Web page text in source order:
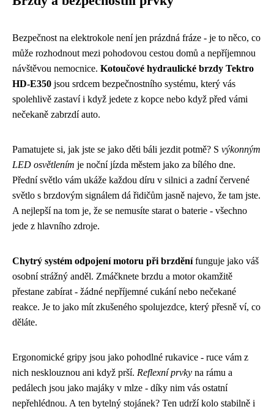
Bezpečnost na elektrokole není jen prázdná fráze - je to něco, co
může rozhodnout mezi pohodovou cestou domů a nepříjemnou
návštěvou nemocnice. Kotoučové hydraulické brzdy Tektro
HD-E350 jsou srdcem bezpečnostního systému, který vás
spolehlivě zastaví i když jedete z kopce nebo když před vámi
nečekaně zabrzdí auto.
Pamatujete si, jak jste se jako děti báli jezdit potmě? S výkonným
LED osvětlením je noční jízda městem jako za bílého dne.
Přední světlo vám ukáže každou díru v silnici a zadní červené
světlo s brzdovým signálem dá řidičům jasně najevo, že tam jste.
A nejlepší na tom je, že se nemusíte starat o baterie - všechno
jede z hlavního zdroje.
Chytrý systém odpojení motoru při brzděnífunguje jako váš
osobní strážný anděl. Zmáčknete brzdu a motor okamžitě
přestane zabírat - žádné nepříjemné cukání nebo nečekané
reakce. Je to jako mít zkušeného spolujezdce, který přesně ví, co
děláte.
Ergonomické gripy jsou jako pohodlné rukavice - ruce vám z
nich nesklouznou ani když prší. Reflexní prvky na rámu a
pedálech jsou jako majáky v mlze - díky nim vás ostatní
nepřehlédnou. A ten bytelný stojánek? Ten udrží kolo stabilně i